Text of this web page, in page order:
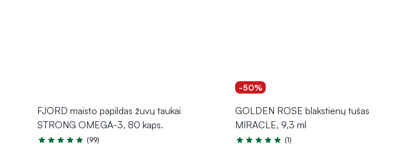
FJORD maisto papildas žuvų taukai
STRONG OMEGA-3, 80 kaps.
Įvertinimas 4.9 iš 5
(99)
-50%
GOLDEN ROSE blakstienų tušas
MIRACLE, 9,3 ml
Įvertinimas 5.0 iš 5
(1)